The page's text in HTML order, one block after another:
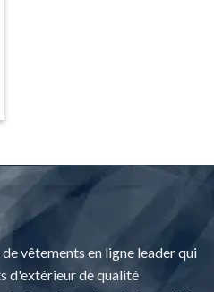
vêtements en ligne leader qui
d'extérieur de qualité